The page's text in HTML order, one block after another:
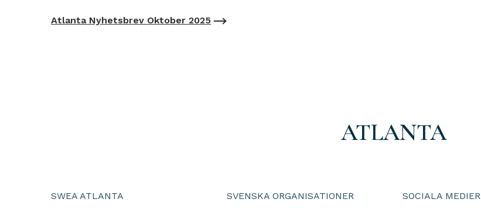
Atlanta Nyhetsbrev Oktober 2025
ATLANTA
SWEA ATLANTA SVENSKA ORGANISATIONER SOCIALA MEDIER